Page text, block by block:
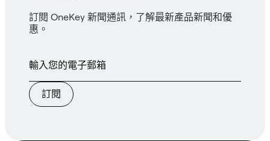
訂閱 OneKey 新聞通訊，了解最新產品新聞和優
惠。
訂閱